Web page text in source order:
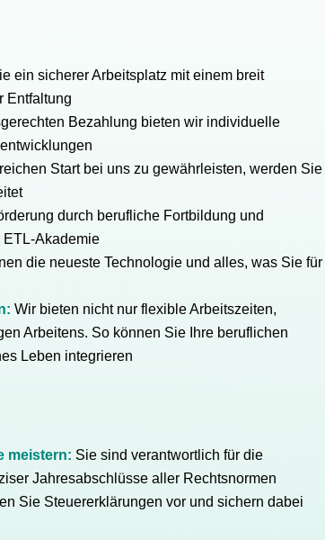
ein sicherer Arbeitsplatz mit einem breit
Entfaltung
Bezahlung bieten wir individuelle
Start bei uns zu gewährleisten, werden Sie
durch berufliche Fortbildung und
Akademie
die neueste Technologie und alles, was Sie für
Wir bieten nicht nur flexible Arbeitszeiten,
Arbeitens. So können Sie Ihre beruflichen
Leben integrieren
meistern: Sie sind verantwortlich für die
Jahresabschlüsse aller Rechtsnormen
Sie Steuererklärungen vor und sichern dabei